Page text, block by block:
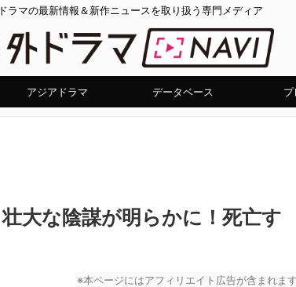
ラマの最新情報＆新作ニュースを取り扱う専門メディア
アジアドラマ データベース
大な陰謀が明らかに！死亡す
※本ページにはアフィリエイト広告が含まれま